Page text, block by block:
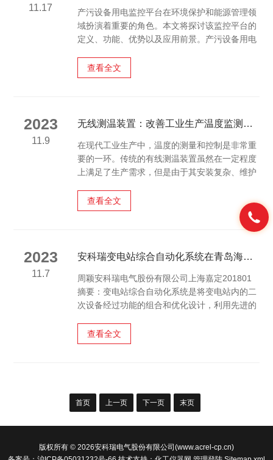
性，该仪器可以实现对被测物体表面温度的非接
触式测量，从而避免...
11.17
产污设备用电监控平台在环境保护和能源管理领
域扮演着重要的角色。本文将探讨该监控平台的
定义、功能、优势以及应用前景。产污设备用电
系统，旨在实时监控和管理各类产污设备的用电
情况。这些产污设备可能包括工业生产中的锅
率、用电趋势等数据，并进行分析和处理，以达
具有多项关键功能：1.它可以实时监测产污设备
的用电情况，及时发现...
查看全文
2023
11.9
无线测温装置：改善工业生产温度监测的革新技术
在现代工业生产中，温度的测量和控制是非常重
要的一环。传统的有线测温装置虽然在一定程度
上满足了生产需求，但是由于其安装复杂、维护
测温装置应运而生，它的出现极大地改善了这些
问题，使得温度的测量和控制更加便捷、准确。
首先，装置在电力系统中的应用非常广泛。电力
运行状态与温度密切相关。如果设备的温度过
事故。因此，对这些设备进行实时的温度监测是
非常必要的。传统的有...
查看全文
2023
11.7
安科瑞变电站综合自动化系统在青岛海洋科技园的应用
周颖安科瑞电气股份有限公司上海嘉定201801
摘要：变电站综合自动化系统是将变电站内的二
次设备经过功能的组合和优化设计，利用先进的
全变电站的主要设备和输、配电线路的自动监
视、测量、控制、保护、并与上级调度通信的综
汇处，规划建筑面积约23万平方米。产业定位于
应用型海洋科技研发、人工智能、工业互联网、
IC设计、先进...
查看全文
首页 上一页 下一页 末页
版权所有 © 2026安科瑞电气股份有限公司(www.acrel-cp.cn)